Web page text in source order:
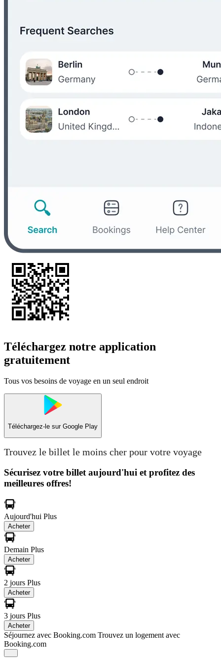
Téléchargez notre application
gratuitement
Tous vos besoins de voyage en un seul endroit
Téléchargez-le sur Google Play
Trouvez le billet le moins cher pour votre voyage
Sécurisez votre billet aujourd'hui et profitez des
meilleures offres!
Aujourd'hui Plus
Acheter
Demain Plus
Acheter
2 jours Plus
Acheter
3 jours Plus
Acheter
Séjournez avec Booking.com Trouvez un logement avec
Booking.com